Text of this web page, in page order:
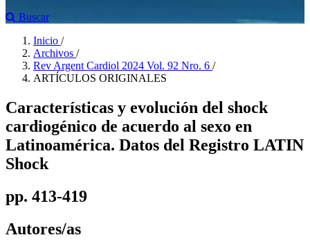
Buscar
Inicio /
Archivos /
Rev Argent Cardiol 2024 Vol. 92 Nro. 6 /
ARTÍCULOS ORIGINALES
Características y evolución del shock
cardiogénico de acuerdo al sexo en
Latinoamérica. Datos del Registro LATIN
Shock
pp. 413-419
Autores/as